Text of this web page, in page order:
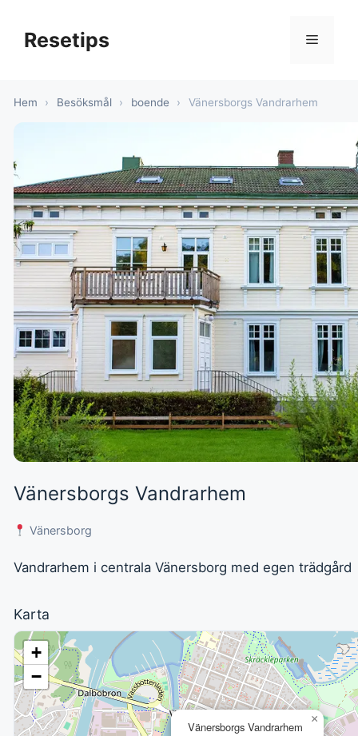
innehållResetips Meny
Hem › Besöksmål › boende › Vänersborgs Vandrarhem
Vänersborgs Vandrarhem
Vänersborg
Vandrarhem i centrala Vänersborg med egen trädgård
Karta
Vänersborgs Vandrarhem
×
+
−